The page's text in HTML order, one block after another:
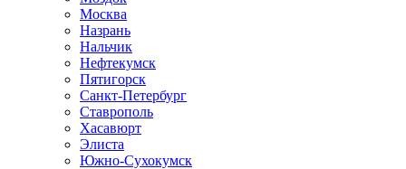
Москва
Назрань
Нальчик
Нефтекумск
Пятигорск
Санкт-Петербург
Ставрополь
Хасавюрт
Элиста
Южно-Сухокумск